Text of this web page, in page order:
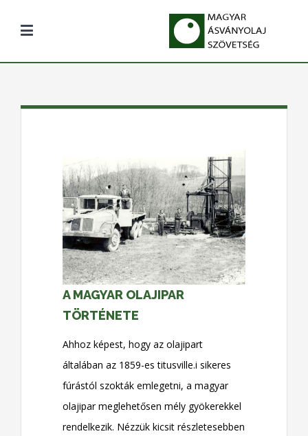
A MAGYAR OLAJIPAR
TÖRTÉNETE
Ahhoz képest, hogy az olajipart
általában az 1859-es titusville.i sikeres
fúrástól szokták emlegetni, a magyar
olajipar meglehetősen mély gyökerekkel
rendelkezik. Nézzük kicsit részletesebben